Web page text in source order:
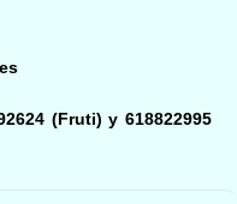
(Fruti) y 618822995